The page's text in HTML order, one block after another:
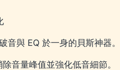
與 EQ 於一身的貝斯神器。
音量峰值並強化低音細節。